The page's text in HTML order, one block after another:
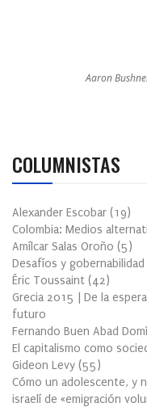
Aaron
COLUMNISTAS
Alexander Escobar (19)
Colombia: Medios
Amílcar Salas Oroño (5)
Desafíos y
Éric Toussaint (42)
Grecia 2015 | De la
futuro
Fernando Buen Abad
El capitalismo como
Gideon Levy (55)
Cómo un adolescente, y
israelí de «emigración